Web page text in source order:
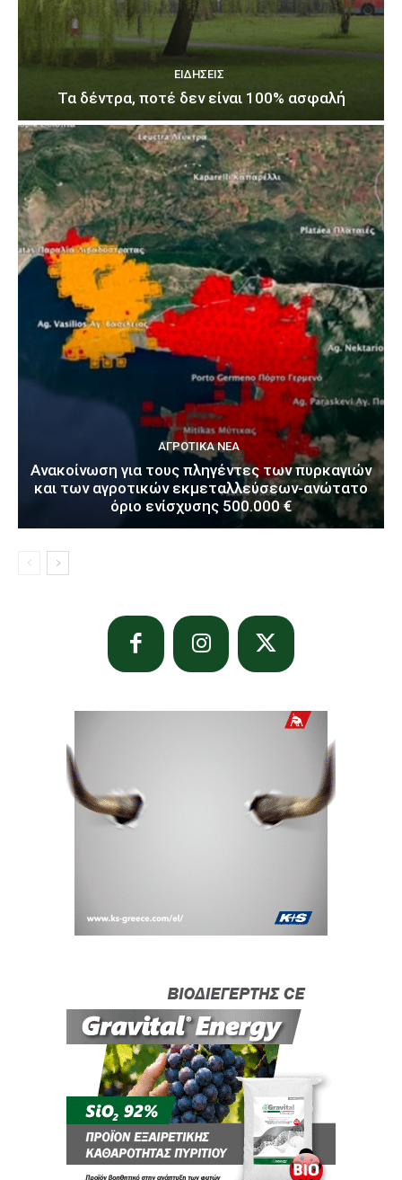
ΕΙΔΉΣΕΙΣ
Τα δέντρα, ποτέ δεν είναι 100% ασφαλή
ΑΓΡΟΤΙΚΆ ΝΈΑ
Ανακοίνωση για τους πληγέντες των πυρκαγιών
και των αγροτικών εκμεταλλεύσεων-ανώτατο
όριο ενίσχυσης 500.000 €